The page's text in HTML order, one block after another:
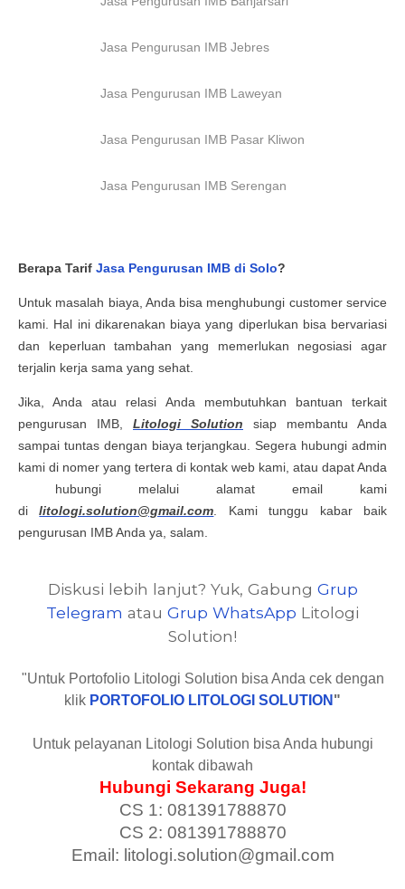
Jasa Pengurusan IMB Jebres
Jasa Pengurusan IMB Laweyan
Jasa Pengurusan IMB Pasar Kliwon
Jasa Pengurusan IMB Serengan
Berapa Tarif Jasa Pengurusan IMB di Solo?
Untuk masalah biaya, Anda bisa menghubungi customer service
kami. Hal ini dikarenakan biaya yang diperlukan bisa bervariasi
dan keperluan tambahan yang memerlukan negosiasi agar
terjalin kerja sama yang sehat.
Jika, Anda atau relasi Anda membutuhkan bantuan terkait
pengurusan IMB, Litologi Solution siap membantu Anda
sampai tuntas dengan biaya terjangkau. Segera hubungi admin
kami di nomer yang tertera di kontak web kami, atau dapat Anda
hubungi melalui alamat email kami
dilitologi.solution@gmail.com . Kami tunggu kabar baik
pengurusan IMB Anda ya, salam.
Diskusi lebih lanjut? Yuk, Gabung Grup
Telegram atau Grup WhatsApp Litologi
Solution!
"Untuk Portofolio Litologi Solution bisa Anda cek dengan
klik PORTOFOLIO LITOLOGI SOLUTION "
Untuk pelayanan Litologi Solution bisa Anda hubungi
kontak dibawah
Hubungi Sekarang Juga!
CS 1: 081391788870
CS 2: 081391788870
Email: litologi.solution@gmail.com